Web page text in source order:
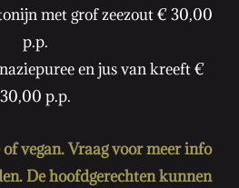
met grof zeezout € 30,00
p.p.
en jus van kreeft €
30,00 p.p.
vegan. Vraag voor meer info
De hoofdgerechten kunnen